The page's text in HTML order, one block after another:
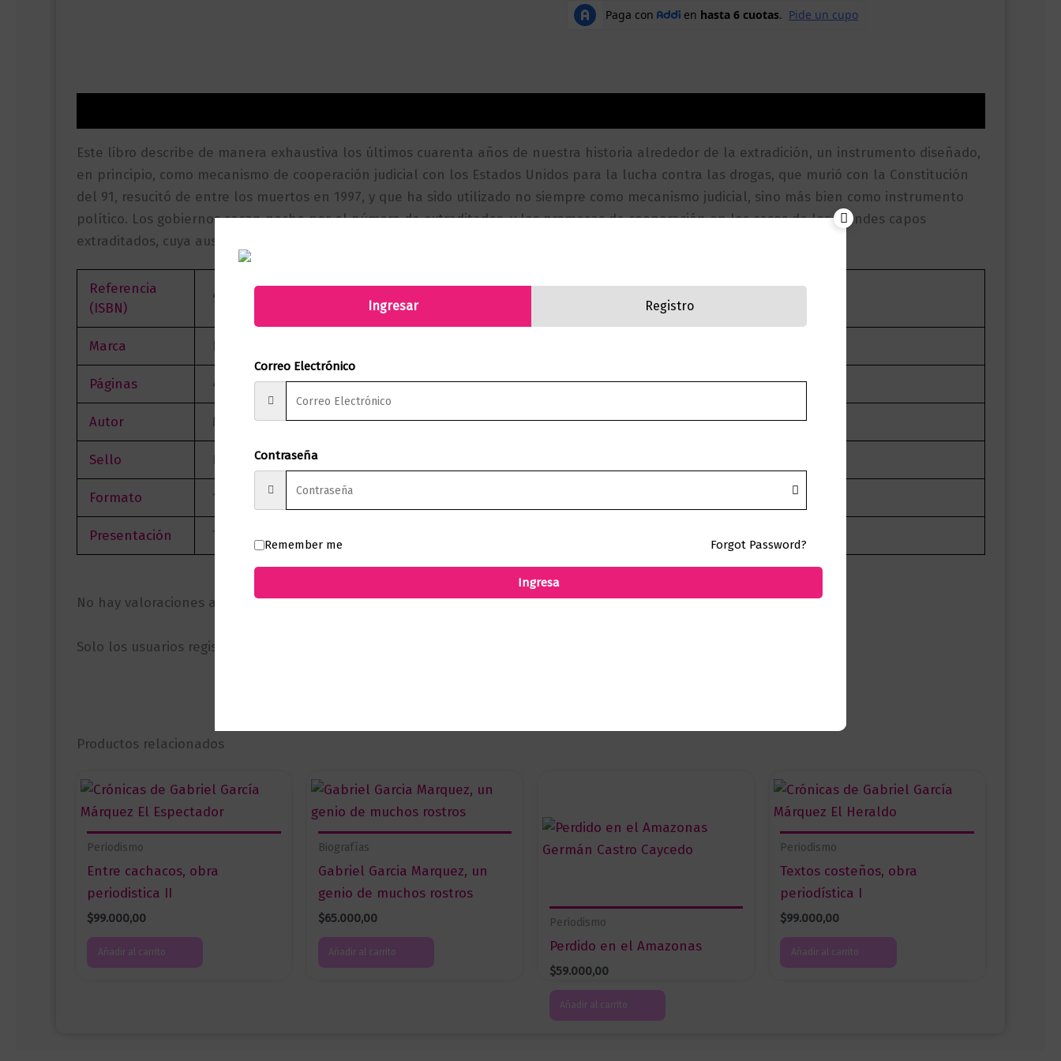
Este libro describe de manera exhaustiva los últimos cuarenta años de nuestra historia alrededor de la extradición, un instrumento diseñado,
en principio, como mecanismo de cooperación judicial con los Estados Unidos para la lucha contra las drogas, que murió con la Constitución
del 91, resucitó de entre los muertos en 1997, y que ha sido utilizado no siempre como mecanismo judicial, sino más bien como instrumento
político. Los gobiernos sacan pecho por el número de extraditados, y las promesas de cooperación en los casos de los grandes capos
extraditados, cuya ausencia entorpece los procesos de verdad, justicia y reparación, se quedan en eso, en promesas
Referencia
(ISBN)
9786280004600
Marca Editorial Planeta
Páginas 496
Autor María Elvira Samper Nieto
Sello Planeta
Formato 15.0 X 23.0
Presentación Tapa Blanda
No hay valoraciones aún.
Solo los usuarios registrados que hayan comprado este producto pueden hacer una valoración.
Productos relacionados
Periodismo
Entre cachacos, obra
periodistica II
$99.000,00
Añadir al carrito
Biografías
Gabriel Garcia Marquez, un
genio de muchos rostros
$65.000,00
Añadir al carrito
Periodismo
Perdido en el Amazonas
$59.000,00
Añadir al carrito
Periodismo
Textos costeños, obra
periodística I
$99.000,00
Añadir al carrito
Ingresar Registro
Correo Electrónico
Contraseña
Remember me Forgot Password?
Ingresa